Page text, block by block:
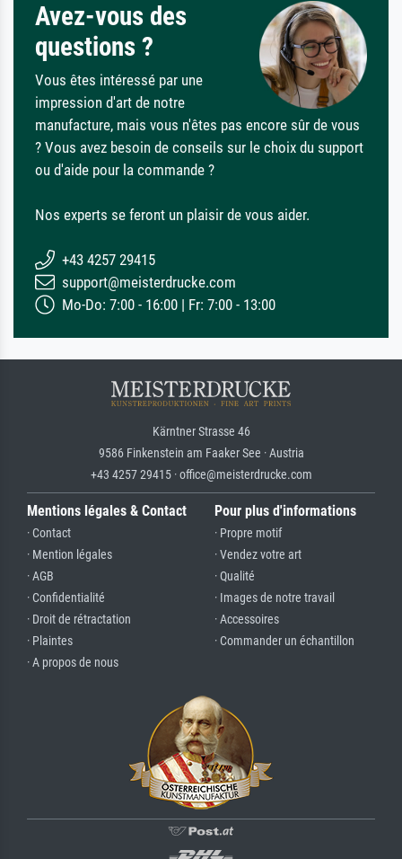
Avez-vous des
questions ?
Vous êtes intéressé par une
impression d'art de notre
manufacture, mais vous n'êtes pas encore sûr de vous
? Vous avez besoin de conseils sur le choix du support
ou d'aide pour la commande ?
Nos experts se feront un plaisir de vous aider.
+43 4257 29415
support@meisterdrucke.com
Mo-Do: 7:00 - 16:00 | Fr: 7:00 - 13:00
Kärntner Strasse 46
9586 Finkenstein am Faaker See · Austria
+43 4257 29415 · office@meisterdrucke.com
Mentions légales & Contact
· Contact
· Mention légales
· AGB
· Confidentialité
· Droit de rétractation
· Plaintes
· A propos de nous
Pour plus d'informations
· Propre motif
· Vendez votre art
· Qualité
· Images de notre travail
· Accessoires
· Commander un échantillon